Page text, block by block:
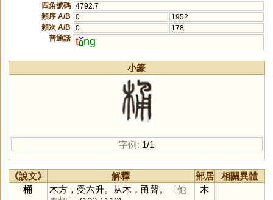
四角號碼 4792.7
頻序 A/B
0
1952
頻次 A/B
0
178
普通話 t ng
小篆
字例: 1/1
《說文》 解釋 部居
相關異體
桶
木方，受六升。从木，甬聲。
〔他
木